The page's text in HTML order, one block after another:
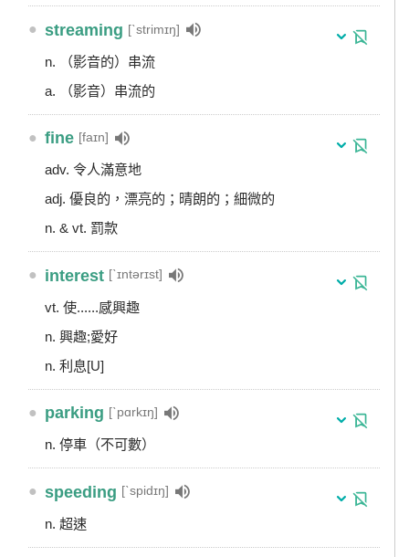
● streaming [ˋstrimɪŋ]
n. （影音的）串流
a. （影音）串流的
● fine [faɪn]
adv. 令人滿意地
adj. 優良的，漂亮的；晴朗的；細微的
n. & vt. 罰款
● interest [ˋɪntərɪst]
vt. 使......感興趣
n. 興趣;愛好
n. 利息[U]
● parking [ˋpɑrkɪŋ]
n. 停車（不可數）
● speeding [ˋspidɪŋ]
n. 超速